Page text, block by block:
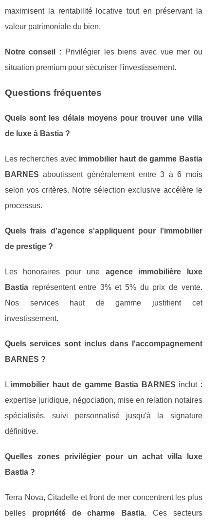
maximisent la rentabilité locative tout en préservant la
valeur patrimoniale du bien.
Notre conseil : Privilégier les biens avec vue mer ou
situation premium pour sécuriser l'investissement.
Questions fréquentes
Quels sont les délais moyens pour trouver une villa
de luxe à Bastia ?
Les recherches avec immobilier haut de gamme Bastia
BARNES aboutissent généralement entre 3 à 6 mois
selon vos critères. Notre sélection exclusive accélère le
processus.
Quels frais d'agence s'appliquent pour l'immobilier
de prestige ?
Les honoraires pour une agence immobilière luxe
Bastia représentent entre 3% et 5% du prix de vente.
Nos services haut de gamme justifient cet
investissement.
Quels services sont inclus dans l'accompagnement
BARNES ?
L'immobilier haut de gamme Bastia BARNES inclut :
expertise juridique, négociation, mise en relation notaires
spécialisés, suivi personnalisé jusqu'à la signature
définitive.
Quelles zones privilégier pour un achat villa luxe
Bastia ?
Terra Nova, Citadelle et front de mer concentrent les plus
belles propriété de charme Bastia. Ces secteurs